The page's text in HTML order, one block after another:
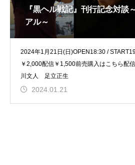
『黒ヘル戦記』刊行記念対談
アル～
2024年1月21日(日)OPEN18:30 /
￥2,000配信￥1,500前売購入はこちら配
川文人 足立正生
2024.01.21